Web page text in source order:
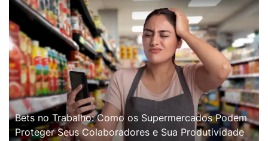
Bets no Trabalho: Como os Supermercados Podem
Proteger Seus Colaboradores e Sua Produtividade